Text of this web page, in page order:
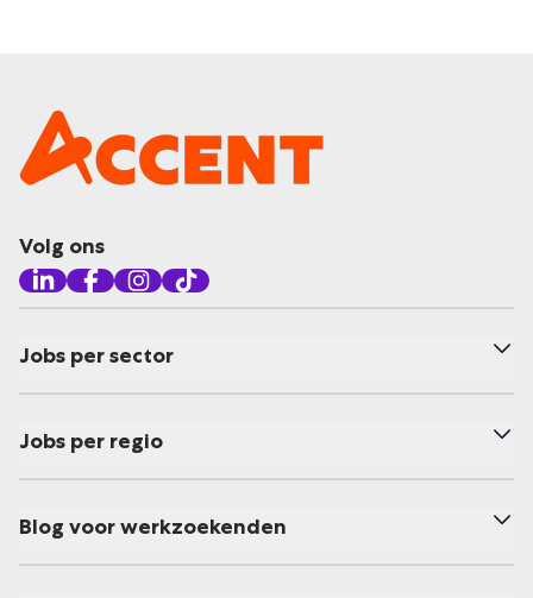
Volg ons
Jobs per sector
Jobs per regio
Blog voor werkzoekenden